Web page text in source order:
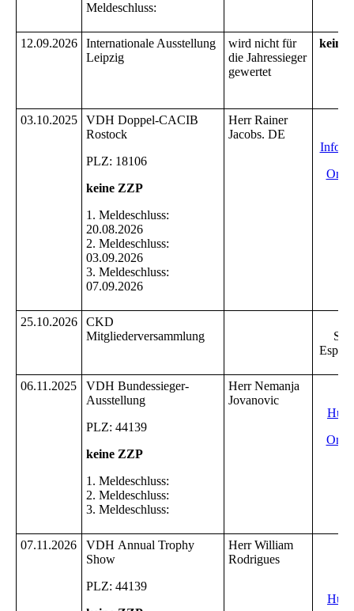
Meldeschluss:
12.09.2026
Internationale Ausstellung
Leipzig
wird nicht für
die Jahressieger
gewertet
keine
03.10.2025
VDH Doppel-CACIB
Rostock
PLZ: 18106
keine ZZP
1. Meldeschluss:
20.08.2026
2. Meldeschluss:
03.09.2026
3. Meldeschluss:
07.09.2026
Herr Rainer
Jacobs. DE
Info
25.10.2026
CKD
Mitgliederversammlung
06.11.2025
VDH Bundessieger-
Ausstellung
PLZ: 44139
keine ZZP
1. Meldeschluss:
2. Meldeschluss:
3. Meldeschluss:
Herr Nemanja
Jovanovic
07.11.2026
VDH Annual Trophy
Show
PLZ: 44139
Herr William
Rodrigues